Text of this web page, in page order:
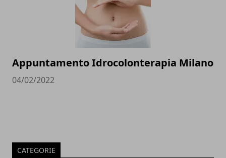
Appuntamento Idrocolonterapia Milano
04/02/2022
CATEGORIE